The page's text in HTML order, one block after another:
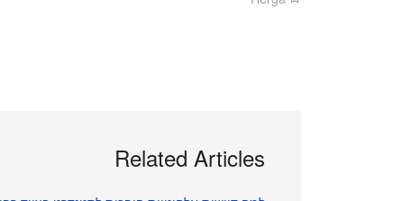
Related Articles